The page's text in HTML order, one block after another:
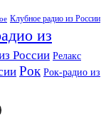
Клубное радио из России
из
России Релакс
Рок Рок-радио из